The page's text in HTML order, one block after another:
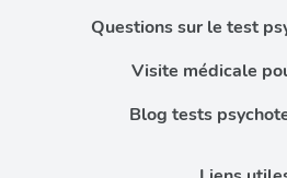
Questions sur le test
Visite médicale
Blog tests